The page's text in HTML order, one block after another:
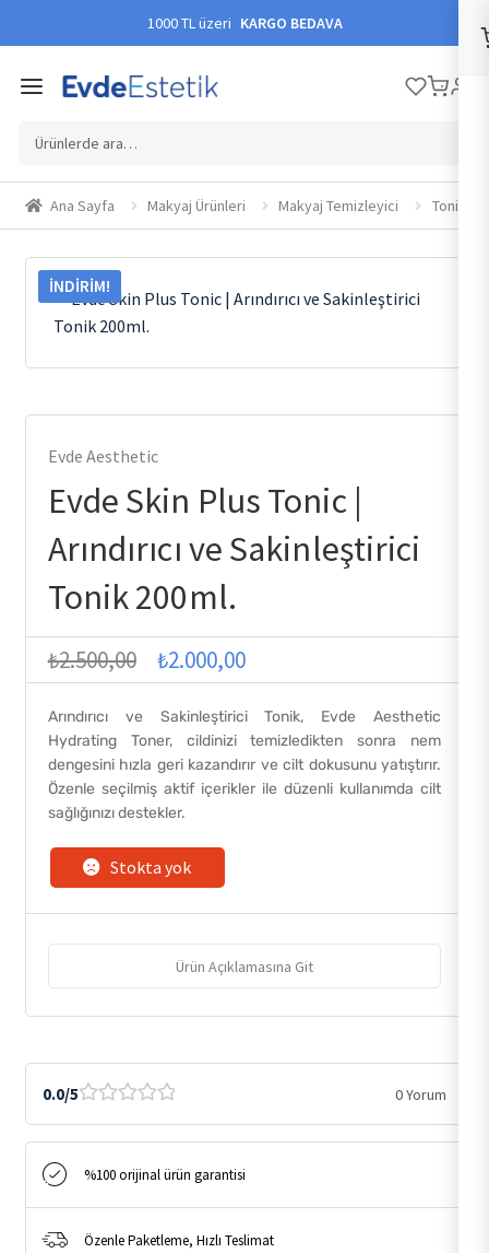
1000 TL üzeri KARGO BEDAVA
Ara:
Ana Sayfa Makyaj Ürünleri Makyaj Temizleyici Tonik
İNDIRIM!
Evde Aesthetic
Evde Skin Plus Tonic |
Arındırıcı ve Sakinleştirici
Tonik 200ml.
₺2.500,00
Orijinal
₺2.500,00.
₺2.000,00Şu
fiyat:
₺2.000,00.
Arındırıcı ve Sakinleştirici Tonik, Evde Aesthetic
Hydrating Toner, cildinizi temizledikten sonra nem
dengesini hızla geri kazandırır ve cilt dokusunu yatıştırır.
Özenle seçilmiş aktif içerikler ile düzenli kullanımda cilt
sağlığınızı destekler.
Stokta yok
Ürün Açıklamasına Git
0.0/5 0 Yorum
%100 orijinal ürün garantisi
Özenle Paketleme, Hızlı Teslimat